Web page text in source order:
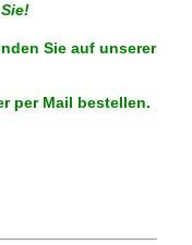
Sie auf unserer
per Mail bestellen.